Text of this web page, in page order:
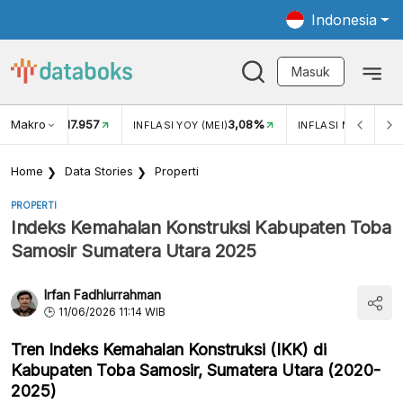
Indonesia
Masuk
Makro
USD/IDR 17.957 INFLASI YOY (MEI)3,08% INFLASI MOM (MEI)
Home Data Stories Properti
PROPERTI
Indeks Kemahalan Konstruksi Kabupaten Toba
Samosir Sumatera Utara 2025
Irfan Fadhlurrahman
11/06/2026 11:14 WIB
Tren Indeks Kemahalan Konstruksi (IKK) di
Kabupaten Toba Samosir, Sumatera Utara (2020-
2025)